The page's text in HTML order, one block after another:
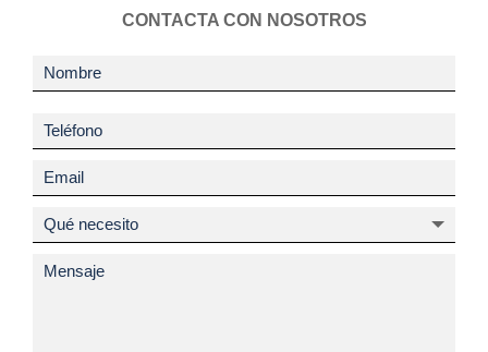
CONTACTA CON NOSOTROS